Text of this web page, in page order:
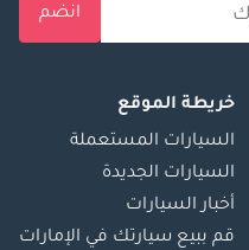
انضم
خريطة الموقع
السيارات المستعملة
السيارات الجديدة
أخبار السيارات
قم ببيع سيارتك في الإمارات